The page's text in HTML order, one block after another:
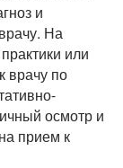
и
На
или
врачу по
осмотр и
прием к